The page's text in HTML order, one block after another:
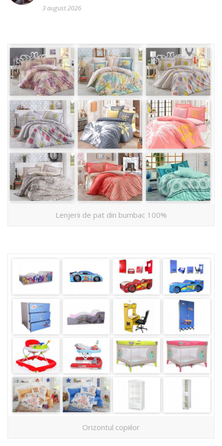
3 august 2026
Lenjerii de pat din bumbac 100%
Orizontul copiilor